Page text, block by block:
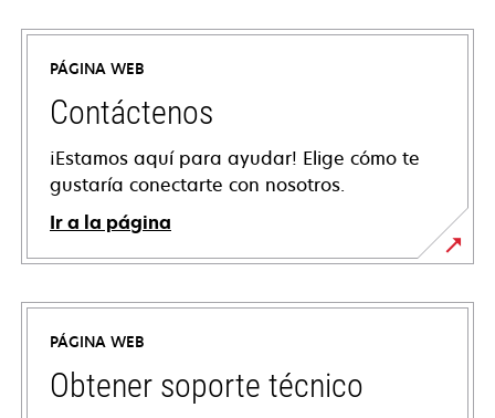
PÁGINA WEB
Contáctenos
¡Estamos aquí para ayudar! Elige cómo te
gustaría conectarte con nosotros.
Ir a la página
PÁGINA WEB
Obtener soporte técnico